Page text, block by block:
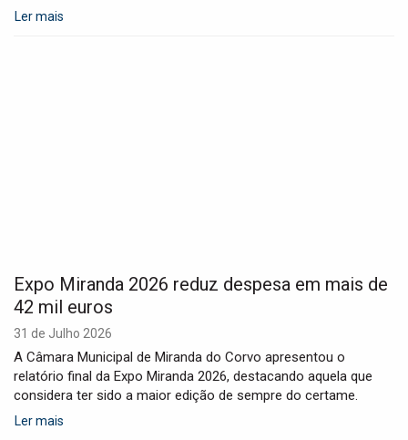
Ler mais
Expo Miranda 2026 reduz despesa em mais de
42 mil euros
31 de Julho 2026
A Câmara Municipal de Miranda do Corvo apresentou o
relatório final da Expo Miranda 2026, destacando aquela que
considera ter sido a maior edição de sempre do certame.
Ler mais